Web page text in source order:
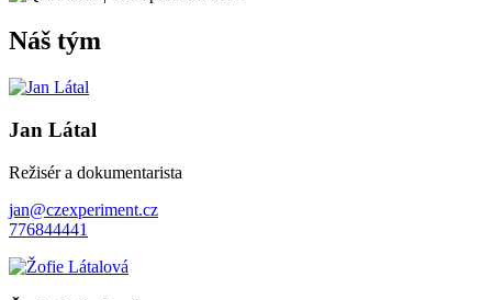
Náš tým
Jan Látal
Režisér a dokumentarista
jan@czexperiment.cz
776844441